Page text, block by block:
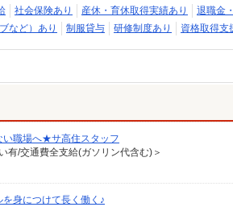
社会保険あり 産休・育休取得実績あり
退職金
など）あり
制服貸与 研修制度あり 資格取得支
職場へ★サ高住スタッフ
/交通費全支給(ガソリン代含む)＞
身につけて長く働く♪